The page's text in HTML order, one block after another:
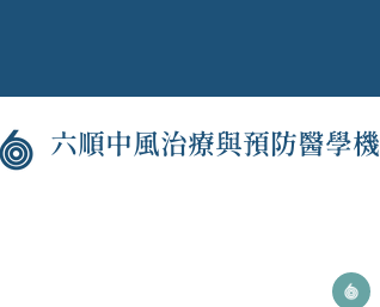
六順中風治療與預防醫學